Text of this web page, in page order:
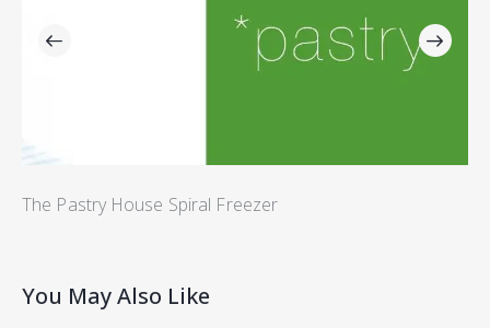
The Pastry House Spiral Freezer
You May Also Like